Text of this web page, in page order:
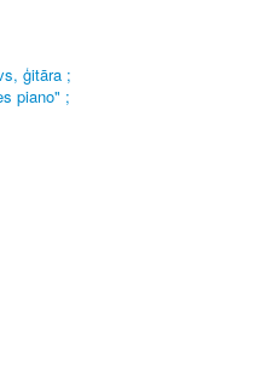
ģitāra ;
piano" ;